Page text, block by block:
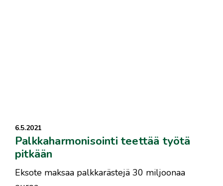
6.5.2021
Palkkaharmonisointi teettää työtä
pitkään
Eksote maksaa palkkarästejä 30 miljoonaa